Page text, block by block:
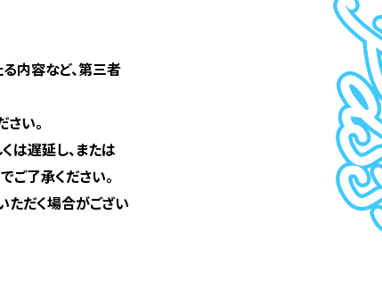
内容など、第三者
い。
は遅延し、または
了承ください。
ただく場合がござい